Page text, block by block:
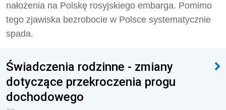
nałożenia na Polskę rosyjskiego embarga. Pomimo
tego zjawiska bezrobocie w Polsce systematycznie
spada.
Świadczenia rodzinne - zmiany
dotyczące przekroczenia progu
dochodowego